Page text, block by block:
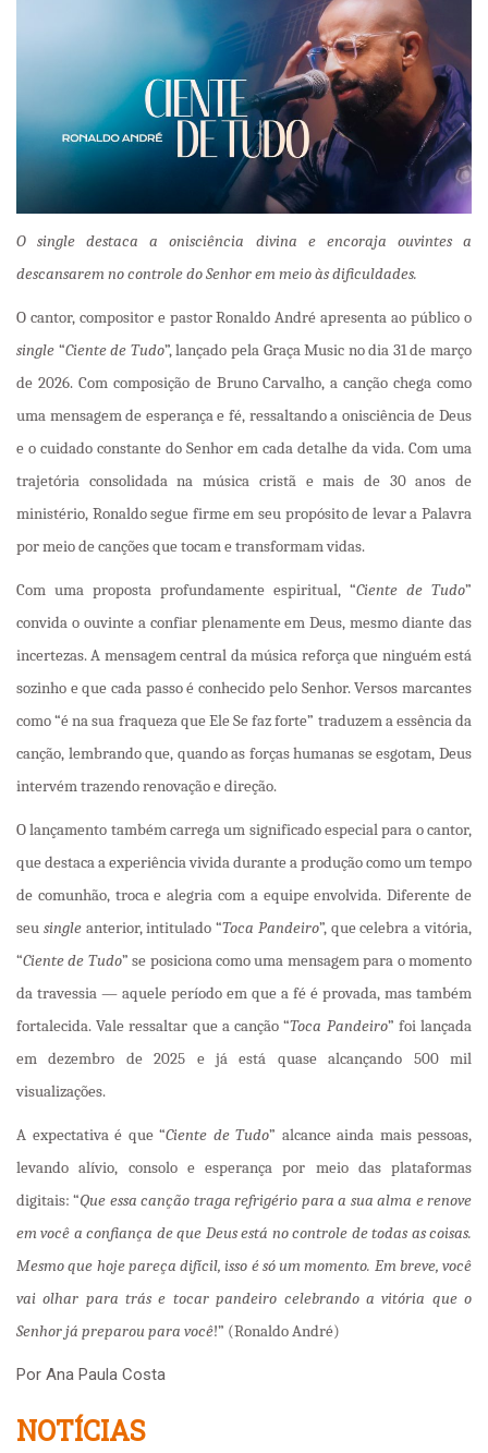
O single destaca a onisciência divina e encoraja ouvintes a
descansarem no controle do Senhor em meio às dificuldades.
O cantor, compositor e pastor Ronaldo André apresenta ao público o
single “Ciente de Tudo”, lançado pela Graça Music no dia 31 de março
de 2026. Com composição de Bruno Carvalho, a canção chega como
uma mensagem de esperança e fé, ressaltando a onisciência de Deus
e o cuidado constante do Senhor em cada detalhe da vida. Com uma
trajetória consolidada na música cristã e mais de 30 anos de
ministério, Ronaldo segue firme em seu propósito de levar a Palavra
por meio de canções que tocam e transformam vidas.
Com uma proposta profundamente espiritual, “Ciente de Tudo”
convida o ouvinte a confiar plenamente em Deus, mesmo diante das
incertezas. A mensagem central da música reforça que ninguém está
sozinho e que cada passo é conhecido pelo Senhor. Versos marcantes
como “é na sua fraqueza que Ele Se faz forte” traduzem a essência da
canção, lembrando que, quando as forças humanas se esgotam, Deus
intervém trazendo renovação e direção.
O lançamento também carrega um significado especial para o cantor,
que destaca a experiência vivida durante a produção como um tempo
de comunhão, troca e alegria com a equipe envolvida. Diferente de
seu singleanterior, intitulado “Toca Pandeiro”, que celebra a vitória,
“Ciente de Tudo” se posiciona como uma mensagem para o momento
da travessia — aquele período em que a fé é provada, mas também
fortalecida. Vale ressaltar que a canção “Toca Pandeiro” foi lançada
em dezembro de 2025 e já está quase alcançando 500 mil
visualizações.
A expectativa é que “Ciente de Tudo” alcance ainda mais pessoas,
levando alívio, consolo e esperança por meio das plataformas
digitais: “Que essa canção traga refrigério para a sua alma e renove
em você a confiança de que Deus está no controle de todas as coisas.
Mesmo que hoje pareça difícil, isso é só um momento. Em breve, você
vai olhar para trás e tocar pandeiro celebrando a vitória que o
Senhor já preparou para você!” (Ronaldo André)
Por Ana Paula Costa
NOTÍCIAS